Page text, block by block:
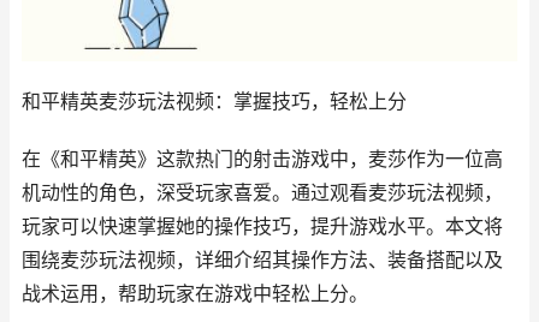
和平精英麦莎玩法视频：掌握技巧，轻松上分
在《和平精英》这款热门的射击游戏中，麦莎作为一位高
机动性的角色，深受玩家喜爱。通过观看麦莎玩法视频，
玩家可以快速掌握她的操作技巧，提升游戏水平。本文将
围绕麦莎玩法视频，详细介绍其操作方法、装备搭配以及
战术运用，帮助玩家在游戏中轻松上分。